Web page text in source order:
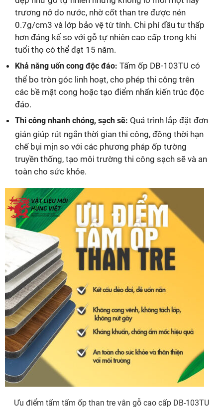
trương nở do nước, nhờ cốt than tre được nén
0.7g/cm3 và lớp bảo vệ từ tính. Chi phí đầu tư thấp
hơn đáng kể so với gỗ tự nhiên cao cấp trong khi
tuổi thọ có thể đạt 15 năm.
Khả năng uốn cong độc đáo: Tấm ốp DB-103TU có
thể bo tròn góc linh hoạt, cho phép thi công trên
các bề mặt cong hoặc tạo điểm nhấn kiến trúc độc
đáo.
Thi công nhanh chóng, sạch sẽ: Quá trình lắp đặt đơn
giản giúp rút ngắn thời gian thi công, đồng thời hạn
chế bụi mịn so với các phương pháp ốp tường
truyền thống, tạo môi trường thi công sạch sẽ và an
toàn cho sức khỏe.
Ưu điểm tấm tấm ốp than tre vân gỗ cao cấp DB-103TU